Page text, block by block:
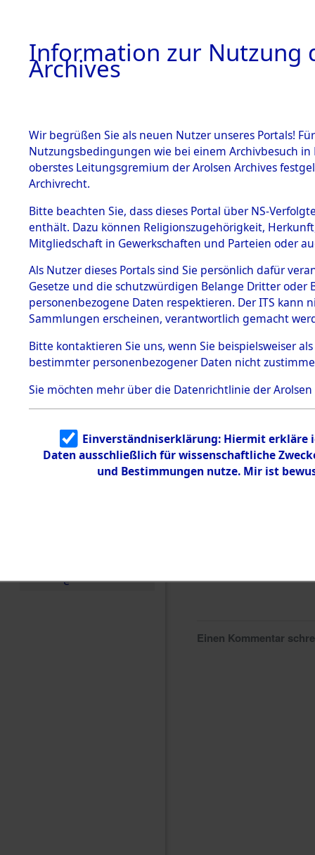
BESTÄNDE
1.
mente
5. Verschiedenes
5.3
Todesmärsche
5.3.1 Alliierte
Erhebungen
zu
Todesmärsch
en
5.3.2
Identifizierun
g
5.3.3
Todesmärsch
e
Listen
0009
Einen Kommentar
Information zur Nutzung
Archives
Wir begrüßen Sie als neuen Nutzer unseres Portals!
Nutzungsbedingungen wie bei einem Archivbesuch
oberstes Leitungsgremium der Arolsen Archives
Archivrecht.
Bitte beachten Sie, dass dieses Portal über NS-
enthält. Dazu können Religionszugehörigkeit,
Mitgliedschaft in Gewerkschaften und Parteien oder
Als Nutzer dieses Portals sind Sie persönlich dafür
Gesetze und die schutzwürdigen Belange Dritter
personenbezogene Daten respektieren. Der ITS
Sammlungen erscheinen, verantwortlich gemacht
Bitte kontaktieren Sie uns, wenn Sie beispielsweiser
bestimmter personenbezogener Daten nicht
Sie möchten mehr über die Datenrichtlinie der Arolsen
Einverständniserklärung: Hiermit erkläre
Daten ausschließlich für wissenschaftliche
und Bestimmungen nutze. Mir ist